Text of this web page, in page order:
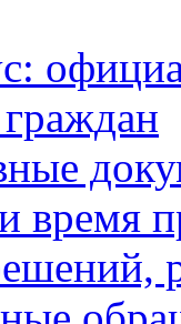
время